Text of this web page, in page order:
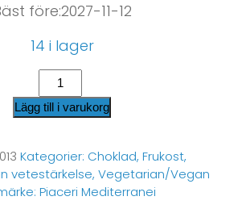
före:2027-11-12
14 i lager
Lägg till i varukorg
Kategorier: Choklad, Frukost,
vetestärkelse, Vegetarian/Vegan
Piaceri Mediterranei